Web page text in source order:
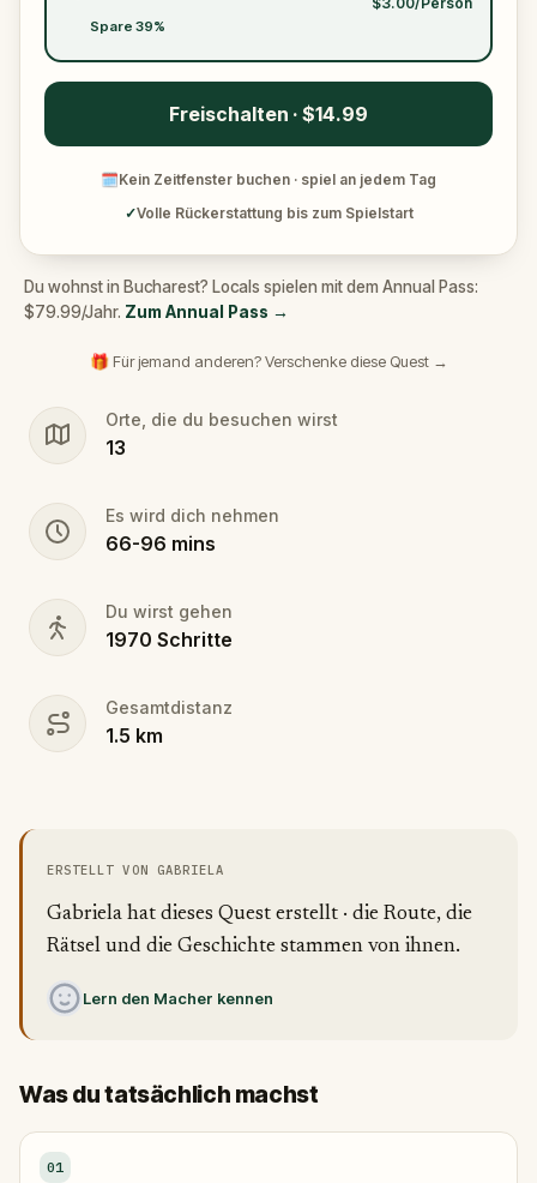
Spare 39%
Freischalten · $14.99
🗓Kein Zeitfenster buchen · spiel an jedem Tag
✓Volle Rückerstattung bis zum Spielstart
Du wohnst in Bucharest? Locals spielen mit dem Annual Pass:
$79.99/Jahr. Zum Annual Pass →
🎁 Für jemand anderen? Verschenke diese Quest →
Orte, die du besuchen wirst
13
Es wird dich nehmen
66-96 mins
Du wirst gehen
1970 Schritte
Gesamtdistanz
1.5 km
ERSTELLT VON GABRIELA
Gabriela hat dieses Quest erstellt · die Route, die
Rätsel und die Geschichte stammen von ihnen.
Lern den Macher kennen
Was du tatsächlich machst
01